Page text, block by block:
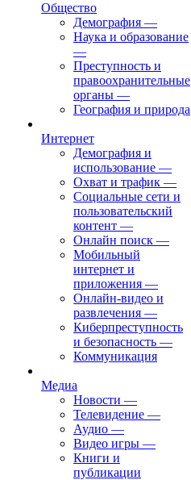
Общество
Демография —
Наука и образование
—
Преступность и
правоохранительные
органы —
География и природа
Интернет
Демография и
использование —
Охват и трафик —
Социальные сети и
пользовательский
контент —
Онлайн поиск —
Мобильный
интернет и
приложения —
Онлайн-видео и
развлечения —
Киберпреступность
и безопасность —
Коммуникация
Медиа
Новости —
Телевидение —
Аудио —
Видео игры —
Книги и
публикации